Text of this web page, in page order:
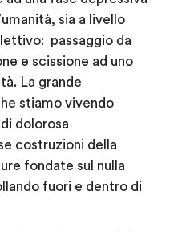
sia a livello
passaggio da
e scissione ad uno
La grande
stiamo vivendo
dolorosa
costruzioni della
fondate sul nulla
fuori e dentro di